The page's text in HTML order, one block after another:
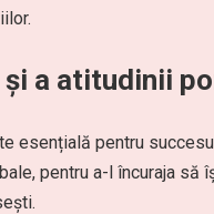
a atitudinii
esențială pentru
pentru a-l încuraja